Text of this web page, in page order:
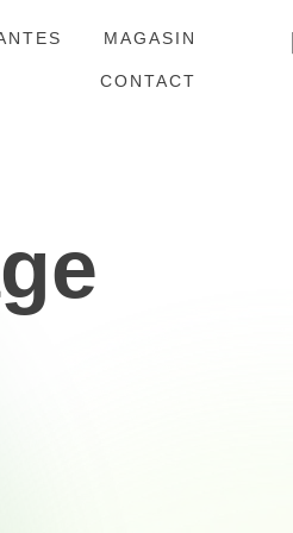
MAGASIN
CONTACT